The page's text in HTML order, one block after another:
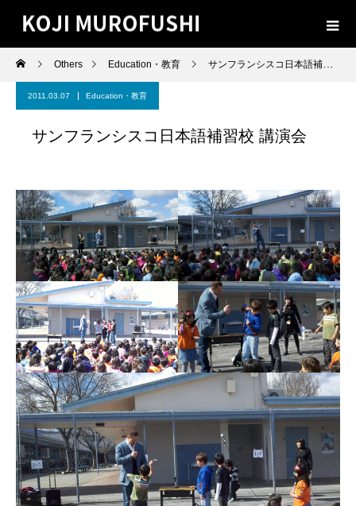
Others Education・教育 サンフランシスコ日本語補習校 講演会
2011.03.07 Education・教育
サンフランシスコ日本語補習校 講演会